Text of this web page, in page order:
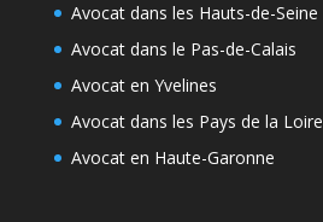
Avocat dans les Hauts-de-Seine
Avocat dans le Pas-de-Calais
Avocat en Yvelines
Avocat dans les Pays de la Loire
Avocat en Haute-Garonne